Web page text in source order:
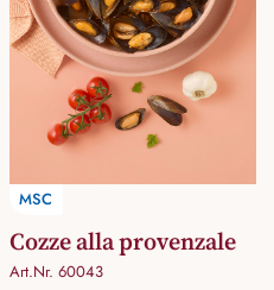
MSC
Cozze alla provenzale
Art.Nr. 60043